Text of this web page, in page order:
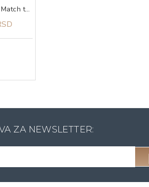
L'Oreal Paris True Match tonirani serum 4-5
ZA NEWSLETTER: